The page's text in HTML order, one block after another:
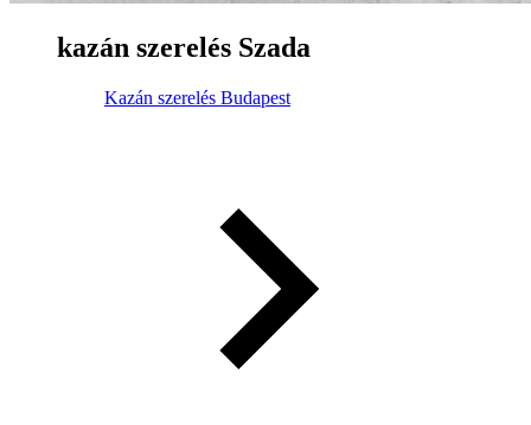
kazán szerelés Szada
Kazán szerelés Budapest